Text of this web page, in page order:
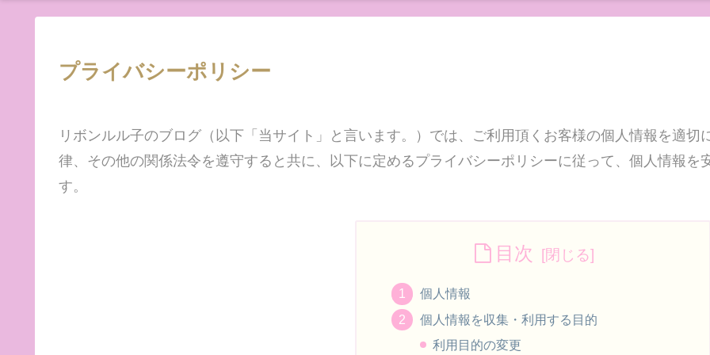
プライバシーポリシー
リボンルル子のブログ（以下「当サイト」と言います。）では、ご利用頂くお客様の個人情報を適
律、その他の関係法令を遵守すると共に、以下に定めるプライバシーポリシーに従って、個人情報を
す。
目次
個人情報
個人情報を収集・利用する目的
利用目的の変更